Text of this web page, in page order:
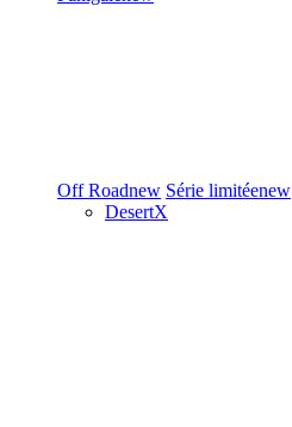
Off Roadnew Série limitéenew
DesertX